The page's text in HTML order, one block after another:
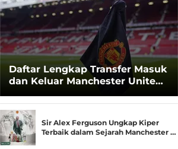
Daftar Lengkap Transfer Masuk
dan Keluar Manchester United
Sir Alex Ferguson Ungkap Kiper
Terbaik dalam Sejarah Manchester …